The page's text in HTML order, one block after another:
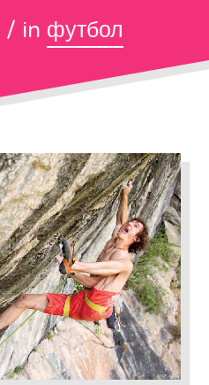
/ in футбол